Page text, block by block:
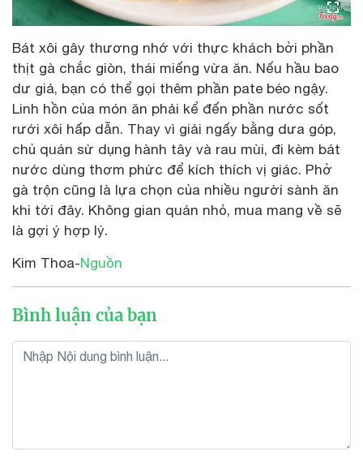
Bát xôi gây thương nhớ với thực khách bởi phần
thịt gà chắc giòn, thái miếng vừa ăn. Nếu hầu bao
dư giả, bạn có thể gọi thêm phần pate béo ngậy.
Linh hồn của món ăn phải kể đến phần nước sốt
rưới xôi hấp dẫn. Thay vì giải ngấy bằng dưa góp,
chủ quán sử dụng hành tây và rau mùi, đi kèm bát
nước dùng thơm phức để kích thích vị giác. Phở
gà trộn cũng là lựa chọn của nhiều người sành ăn
khi tới đây. Không gian quán nhỏ, mua mang về sẽ
là gợi ý hợp lý.
Kim Thoa-Nguồn
Bình luận của bạn